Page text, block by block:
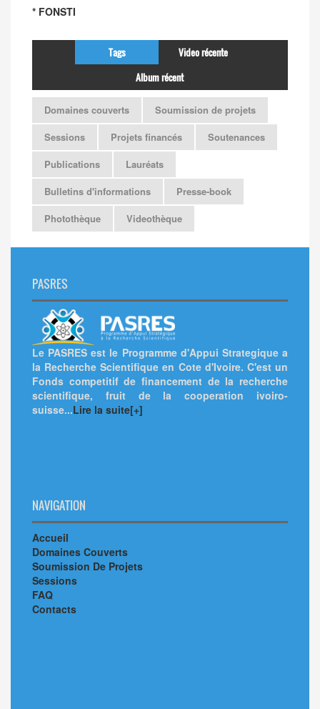
* FONSTI
Tags
Video récente
Album récent
Domaines couverts
Soumission de projets
Sessions
Projets financés
Soutenances
Publications
Lauréats
Bulletins d'informations
Presse-book
Photothèque
Videothèque
PASRES
Le PASRES est le Programme d'Appui Strategique a
la Recherche Scientifique en Cote d'Ivoire. C'est un
Fonds competitif de financement de la recherche
scientifique, fruit de la cooperation ivoiro-
suisse...Lire la suite[+]
NAVIGATION
Accueil
Domaines Couverts
Soumission De Projets
Sessions
FAQ
Contacts